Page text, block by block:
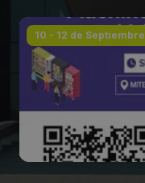
10 - 12 de Septiembre